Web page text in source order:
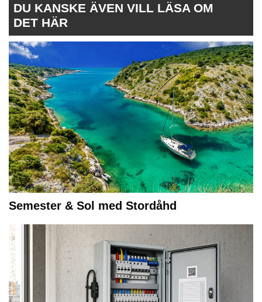
DU KANSKE ÄVEN VILL LÄSA OM
DET HÄR
Semester & Sol med Stordåhd